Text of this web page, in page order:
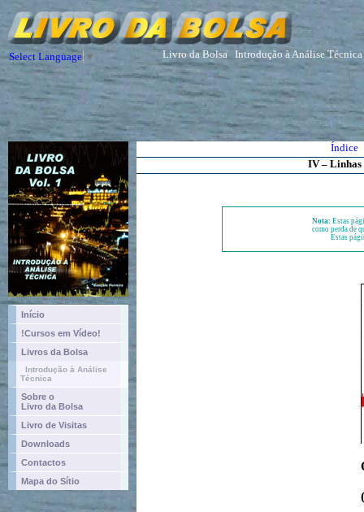
Select Language ▼ Livro da Bolsa Introdução à Análise Técnica
Início
!Cursos em Vídeo!
Livros da Bolsa
Introdução à Análise
Técnica
Sobre o
Livro da Bolsa
Livro de Visitas
Downloads
Contactos
Mapa do Sítio
IV – Linhas
Índice
(
Nota: Estas
como perda de
Estas